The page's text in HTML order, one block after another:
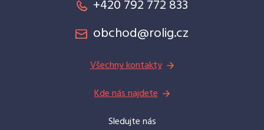
+420 792 772 833
obchod@rolig.cz
Všechny kontakty
Kde nás najdete
Sledujte nás